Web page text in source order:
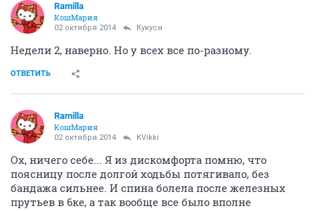
Ramilla
КошМария
02 октября 2014 Кукуся
Недели 2, наверно. Но у всех все по-разному.
ОТВЕТИТЬ
Ramilla
КошМария
02 октября 2014 KVikki
Ох, ничего себе... Я из дискомфорта помню, что
поясницу после долгой ходьбы потягивало, без
бандажа сильнее. И спина болела после железных
прутьев в 6ке, а так вообще все было вполне